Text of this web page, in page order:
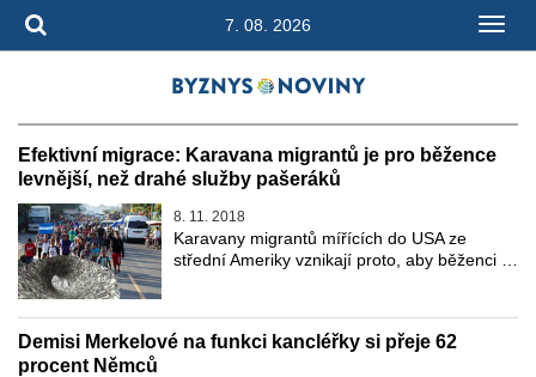
7. 08. 2026
Efektivní migrace: Karavana migrantů je pro běžence
levnější, než drahé služby pašeráků
8. 11. 2018
Karavany migrantů mířících do USA ze
střední Ameriky vznikají proto, aby běženci …
Demisi Merkelové na funkci kancléřky si přeje 62
procent Němců